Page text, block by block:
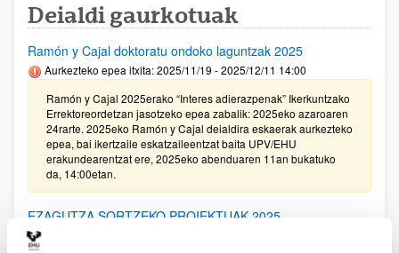
Deialdi gaurkotuak
Ramón y Cajal doktoratu ondoko laguntzak 2025
Aurkezteko epea itxita: 2025/11/19 - 2025/12/11 14:00
Ramón y Cajal 2025erako “Interes adierazpenak” Ikerkuntzako
Errektoreordetzan jasotzeko epea zabalik: 2025eko azaroaren
24rarte. 2025eko Ramón y Cajal deialdira eskaerak aurkezteko
epea, bai ikertzaile eskatzaileentzat baita UPV/EHU
erakundearentzat ere, 2025eko abenduaren 11an bukatuko
da, 14:00etan.
EZAGUTZA SORTZEKO PROIEKTUAK 2025